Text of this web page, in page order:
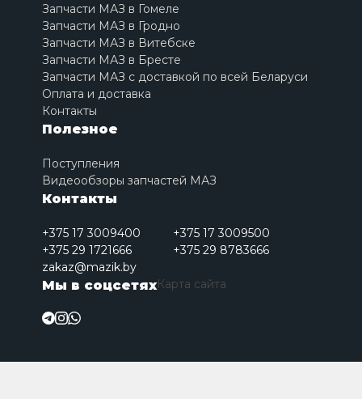
Запчасти МАЗ в Гомеле
Запчасти МАЗ в Гродно
Запчасти МАЗ в Витебске
Запчасти МАЗ в Бресте
Запчасти МАЗ с доставкой по всей Беларуси
Оплата и доставка
Контакты
Полезное
Поступления
Видеообзоры запчастей МАЗ
Контакты
+375 17 3009400
+375 17 3009500
+375 29 1721666
+375 29 8783666
zakaz@mazik.by
Мы в соцсетяхКарта сайта